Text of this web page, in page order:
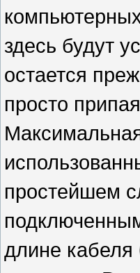
здесь будут
остается
просто
простейшем
длине кабеля